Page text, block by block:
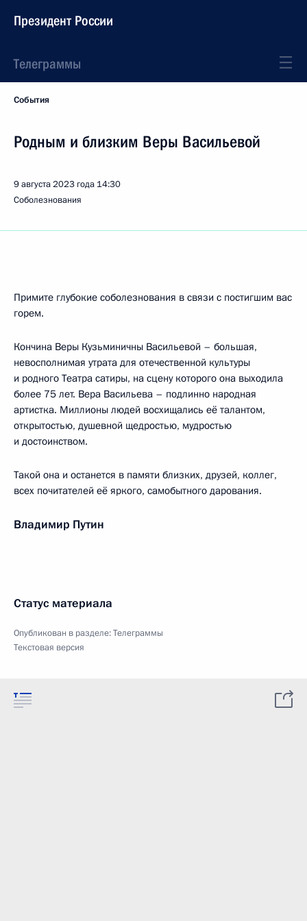
Президент России
Телеграммы
События
Родным и близким Веры Васильевой
9 августа 2023 года 14:30
Соболезнования
Примите глубокие соболезнования в связи с постигшим вас
горем.
Кончина Веры Кузьминичны Васильевой – большая,
невосполнимая утрата для отечественной культуры
и родного Театра сатиры, на сцену которого она выходила
более 75 лет. Вера Васильева – подлинно народная
артистка. Миллионы людей восхищались её талантом,
открытостью, душевной щедростью, мудростью
и достоинством.
Такой она и останется в памяти близких, друзей, коллег,
всех почитателей её яркого, самобытного дарования.
Владимир Путин
Статус материала
Опубликован в разделе:Телеграммы
Текстовая версия